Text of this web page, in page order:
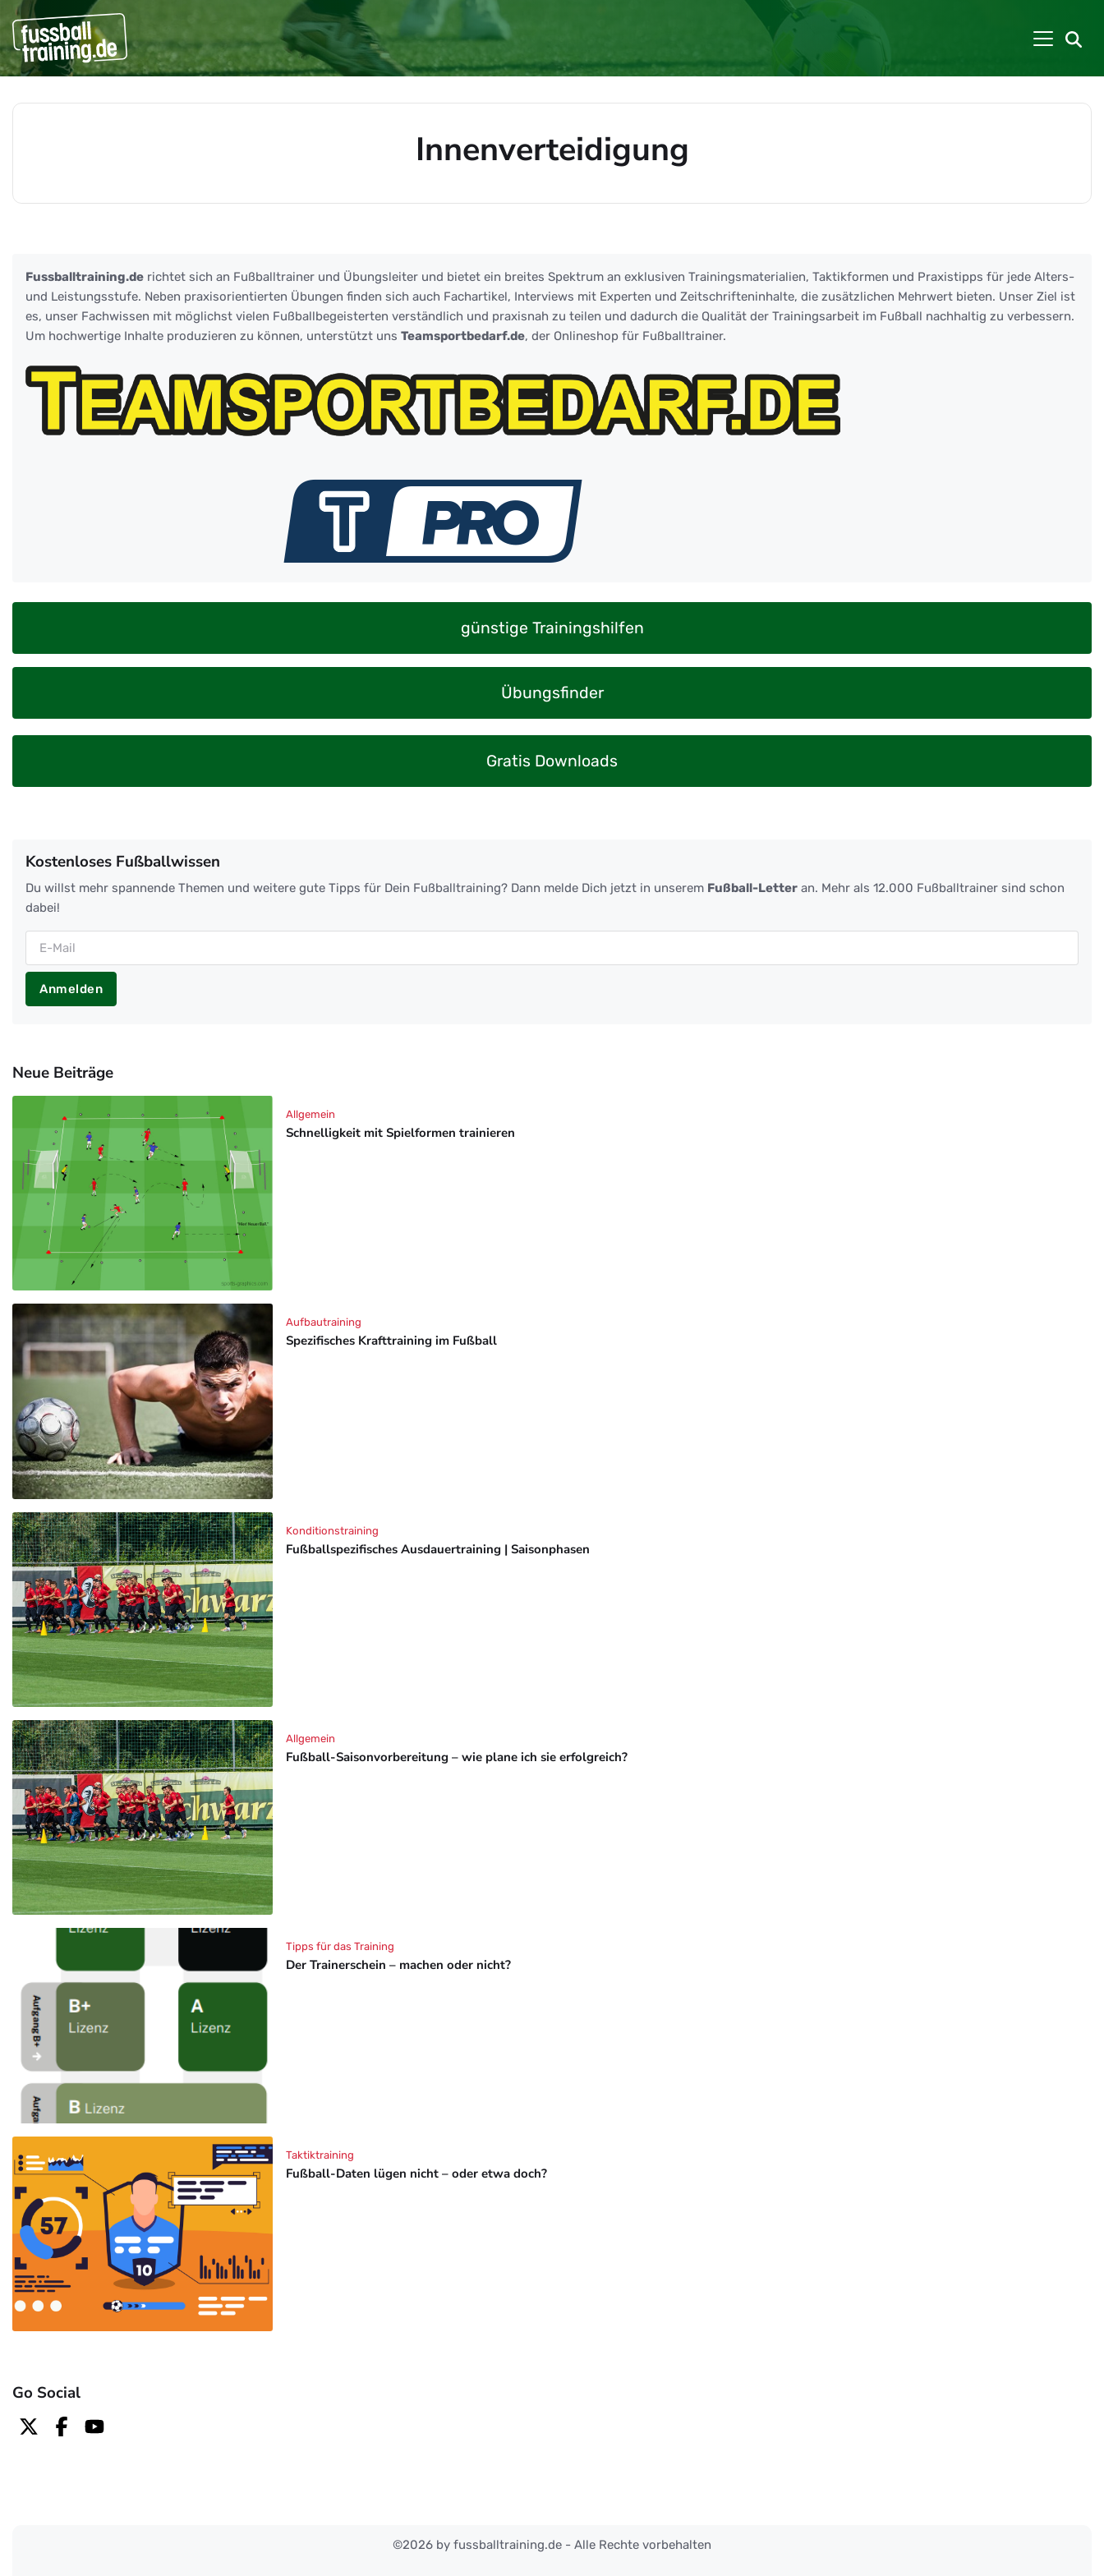
Innenverteidigung
Fussballtraining.de richtet sich an Fußballtrainer und Übungsleiter und bietet ein breites Spektrum an exklusiven Trainingsmaterialien, Taktikformen und Praxistipps für jede Alters-
und Leistungsstufe. Neben praxisorientierten Übungen finden sich auch Fachartikel, Interviews mit Experten und Zeitschrifteninhalte, die zusätzlichen Mehrwert bieten. Unser Ziel ist
es, unser Fachwissen mit möglichst vielen Fußballbegeisterten verständlich und praxisnah zu teilen und dadurch die Qualität der Trainingsarbeit im Fußball nachhaltig zu verbessern.
Um hochwertige Inhalte produzieren zu können, unterstützt uns Teamsportbedarf.de, der Onlineshop für Fußballtrainer.
günstige Trainingshilfen
Übungsfinder
Gratis Downloads
Kostenloses Fußballwissen
Du willst mehr spannende Themen und weitere gute Tipps für Dein Fußballtraining? Dann melde Dich jetzt in unserem Fußball-Letter an. Mehr als 12.000 Fußballtrainer sind schon
dabei!
Anmelden
Neue Beiträge
Schnelligkeit mit Spielformen trainieren
Allgemein
Spezifisches Krafttraining im Fußball
Aufbautraining
Fußballspezifisches Ausdauertraining | Saisonphasen
Konditionstraining
Fußball-Saisonvorbereitung – wie plane ich sie erfolgreich?
Allgemein
Der Trainerschein – machen oder nicht?
Tipps für das Training
Fußball-Daten lügen nicht – oder etwa doch?
Taktiktraining
Go Social
©2026 by fussballtraining.de - Alle Rechte vorbehalten